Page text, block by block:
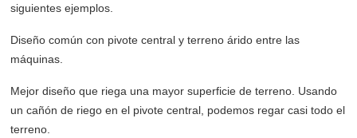
siguientes ejemplos.
Diseño común con pivote central y terreno árido entre las
máquinas.
Mejor diseño que riega una mayor superficie de terreno. Usando
un cañón de riego en el pivote central, podemos regar casi todo el
terreno.